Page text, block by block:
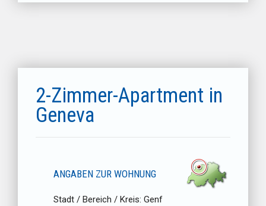
2-Zimmer-Apartment in
Geneva
ANGABEN ZUR WOHNUNG
Stadt / Bereich / Kreis: Genf